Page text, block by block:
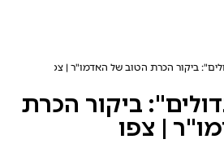
ביקור הכרת הטוב של האדמו"ר | צפו
ביקור הכרת
| צפו